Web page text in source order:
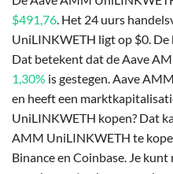
$491,76. Het 24 uurs
UniLINKWETH ligt op $0. De
Dat betekent dat de Aave
1,30% is gestegen. Aave
en heeft een
UniLINKWETH kopen? Dat
AMM UniLINKWETH te
Binance en Coinbase. Je